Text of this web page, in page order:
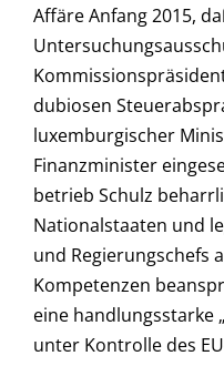
Affäre Anfang 2015,
dubiosen
luxemburgischer
Finanzminister
betrieb Schulz
Nationalstaaten und
und Regierungschefs
Kompetenzen
eine handlungsstarke
unter Kontrolle des